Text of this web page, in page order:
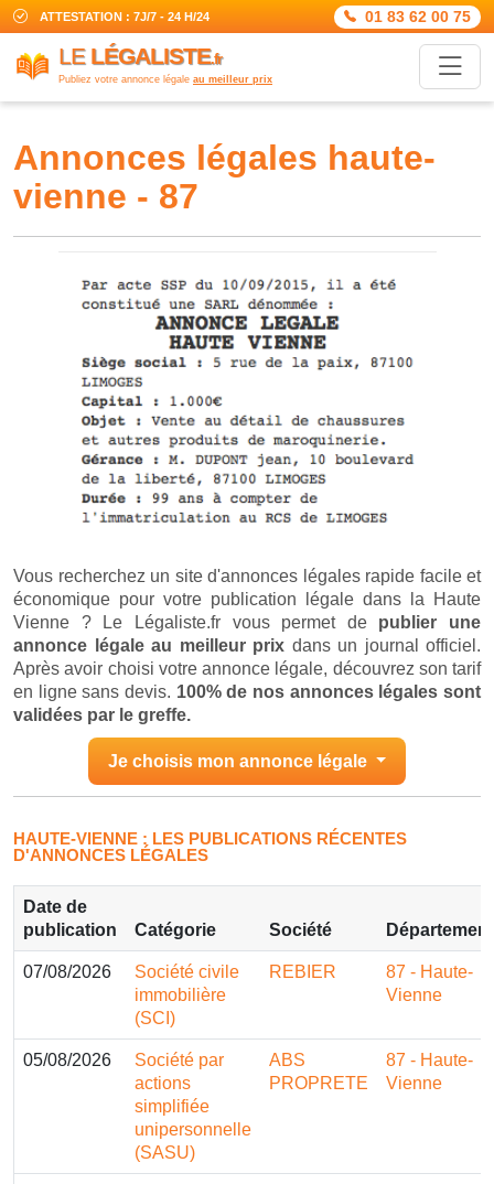
ATTESTATION : 7J/7 - 24 H/24 01 83 62 00 75
LE LÉGALISTE.fr
Publiez votre annonce légale au meilleur prix
annonces légales haute-
vienne - 87
Vous recherchez un site d'annonces légales rapide facile et
économique pour votre publication légale dans la Haute
Vienne ? Le Légaliste.fr vous permet de publier une
annonce légale au meilleur prix dans un journal officiel.
Après avoir choisi votre annonce légale, découvrez son tarif
en ligne sans devis. 100% de nos annonces légales sont
validées par le greffe.
Je choisis mon annonce légale
HAUTE-VIENNE : LES PUBLICATIONS RÉCENTES
D'ANNONCES LÉGALES
Date de
publication
Catégorie Société Département
07/08/2026
Société civile
immobilière
(SCI)
REBIER
87 - Haute-
Vienne
05/08/2026
Société par
actions
simplifiée
unipersonnelle
(SASU)
ABS
PROPRETE
87 - Haute-
Vienne